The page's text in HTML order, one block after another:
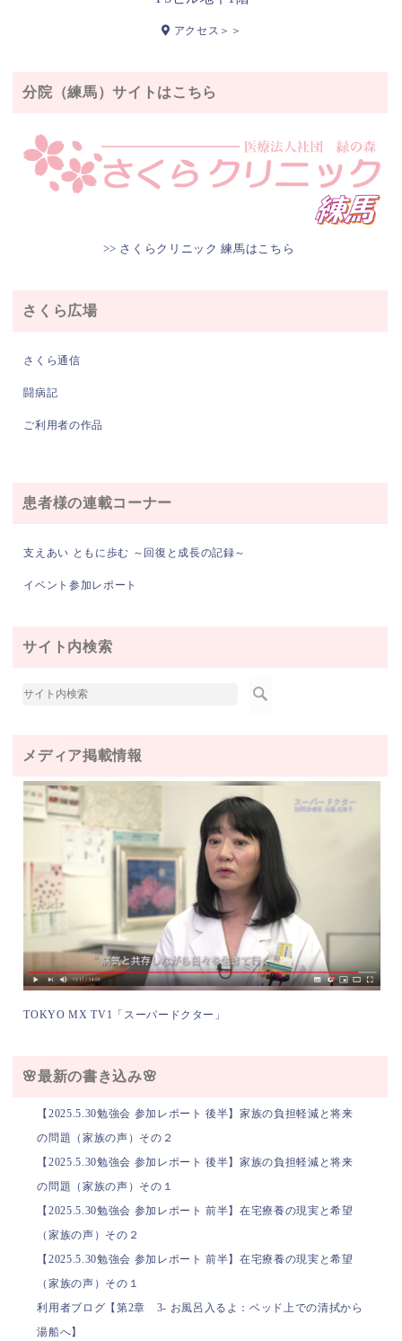
アクセス＞＞
分院（練馬）サイトはこちら
>> さくらクリニック 練馬はこちら
さくら広場
さくら通信
闘病記
ご利用者の作品
患者様の連載コーナー
支えあい ともに歩む ～回復と成長の記録～
イベント参加レポート
サイト内検索
メディア掲載情報
TOKYO MX TV1「スーパードクター」
🌸最新の書き込み🌸
【2025.5.30勉強会 参加レポート 後半】家族の負担軽減と将来
の問題（家族の声）その２
【2025.5.30勉強会 参加レポート 後半】家族の負担軽減と将来
の問題（家族の声）その１
【2025.5.30勉強会 参加レポート 前半】在宅療養の現実と希望
（家族の声）その２
【2025.5.30勉強会 参加レポート 前半】在宅療養の現実と希望
（家族の声）その１
利用者ブログ【第2章 3- お風呂入るよ：ベッド上での清拭から
湯船へ】